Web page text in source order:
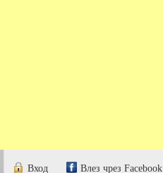
Вход Влез чрез Facebook